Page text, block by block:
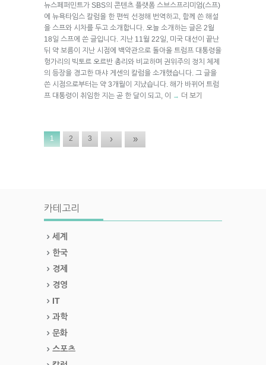
뉴스페퍼민트가 SBS의 콘텐츠 플랫폼 스브스프리미엄(스프)
에 뉴욕타임스 칼럼을 한 편씩 선정해 번역하고, 함께 쓴 해설
을 스프와 시차를 두고 소개합니다. 오늘 소개하는 글은 2월
18일 스프에 쓴 글입니다. 지난 11월 22일, 미국 대선이 끝난
뒤 약 보름이 지난 시점에 백악관으로 돌아올 트럼프 대통령을
헝가리의 빅토르 오르반 총리와 비교하며 권위주의 정치 체제
의 등장을 경고한 마샤 게센의 칼럼을 소개했습니다. 그 글을
쓴 시점으로부터는 약 3개월이 지났습니다. 해가 바뀌어 트럼
프 대통령이 취임한 지는 곧 한 달이 되고, 이
→ 더 보기
1 2 3 › »
카테고리
세계
한국
경제
경영
IT
과학
문화
스포츠